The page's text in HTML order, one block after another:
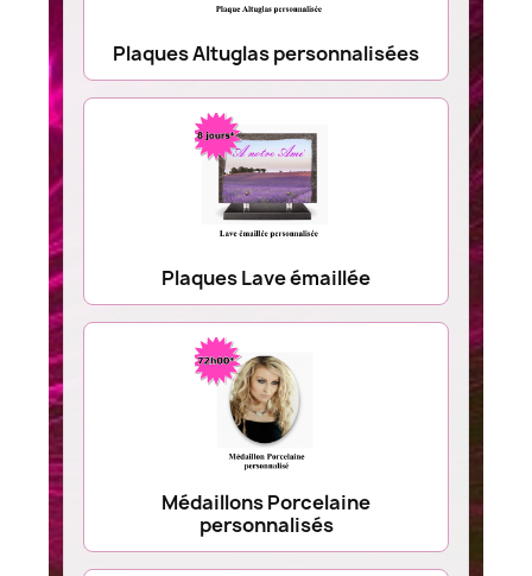
Plaques Altuglas personnalisées
Plaques Lave émaillée
Médaillons Porcelaine
personnalisés